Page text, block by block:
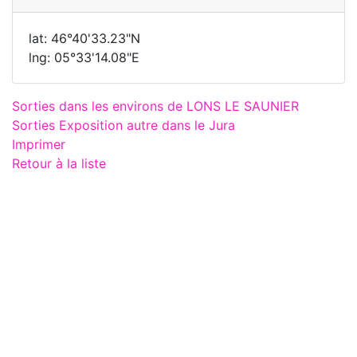
lat: 46°40'33.23"N
lng: 05°33'14.08"E
Sorties dans les environs de LONS LE SAUNIER
Sorties Exposition autre dans le Jura
Imprimer
Retour à la liste